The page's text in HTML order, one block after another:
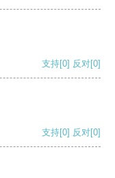
支持[0] 反对[0]
支持[0] 反对[0]